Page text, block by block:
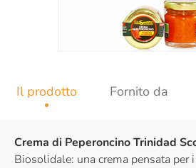
Il prodotto Fornito da
Crema di Peperoncino Trinidad
Biosolidale: una crema pensata per